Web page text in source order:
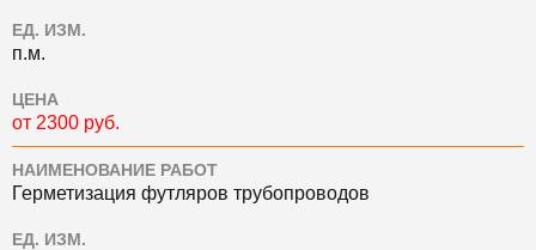
ЕД. ИЗМ.
п.м.
ЦЕНА
от 2300 руб.
НАИМЕНОВАНИЕ РАБОТ
Герметизация футляров трубопроводов
ЕД. ИЗМ.